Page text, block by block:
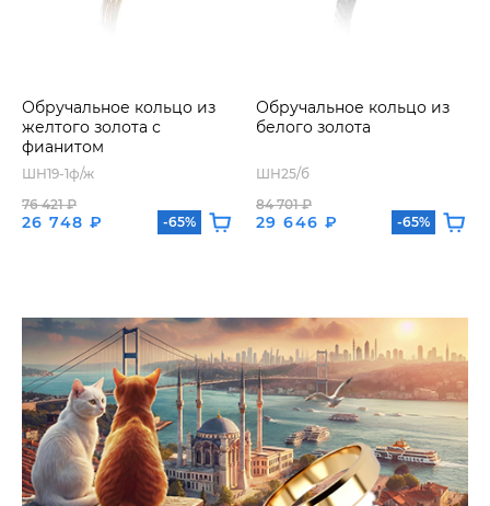
Обручальное кольцо из
желтого золота с
фианитом
ШН19-1ф/ж
26 748 ₽
76 421 ₽
-65%
Обручальное кольцо из
белого золота
ШН25/б
29 646 ₽
84 701 ₽
-65%